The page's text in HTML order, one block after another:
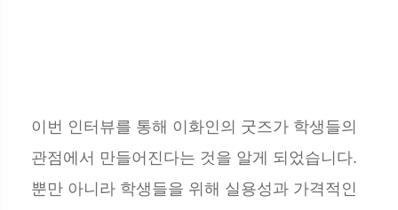
이번 인터뷰를 통해 이화인의 굿즈가 학생들의
관점에서 만들어진다는 것을 알게 되었습니다.
뿐만 아니라 학생들을 위해 실용성과 가격적인